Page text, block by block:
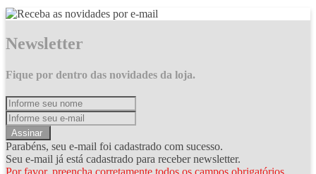
Newsletter
Fique por dentro das novidades da loja.
Assinar
Parabéns, seu e-mail foi cadastrado com sucesso.
Seu e-mail já está cadastrado para receber newsletter.
Por favor, preencha corretamente todos os campos obrigatórios.